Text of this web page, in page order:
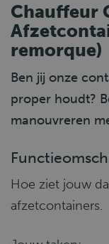
Chauffeur
remorque)
Ben jij onze
proper houdt?
manouvreren
Hoe ziet jouw
afzetcontainers.